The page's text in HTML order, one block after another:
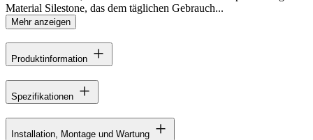
Material Silestone, das dem täglichen Gebrauch...
Mehr anzeigen
Produktinformation
Spezifikationen
Installation, Montage und Wartung